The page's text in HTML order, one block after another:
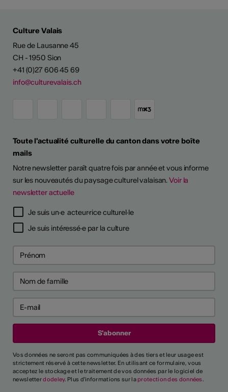
D'ARTISTES
Culture Valais
Rue de Lausanne 45
CH - 1950 Sion
+41 (0)27 606 45 69
info@culturevalais.ch
Toute l'actualité culturelle du canton dans votre boîte
mails
Notre newsletter paraît quatre fois par année et vous informe
sur les nouveautés du paysage culturel valaisan.Voir la
newsletter actuelle
Je suis un·e acteur·rice culturel·le
Je suis intéressé·e par la culture
Vos données ne seront pas communiquées à des tiers et leur usage est
strictement réservé à cette newsletter. En utilisant ce formulaire, vous
acceptez le stockage et le traitement de vos données par le logiciel de
newsletterdodeley. Plus d'informations sur la protection des données.